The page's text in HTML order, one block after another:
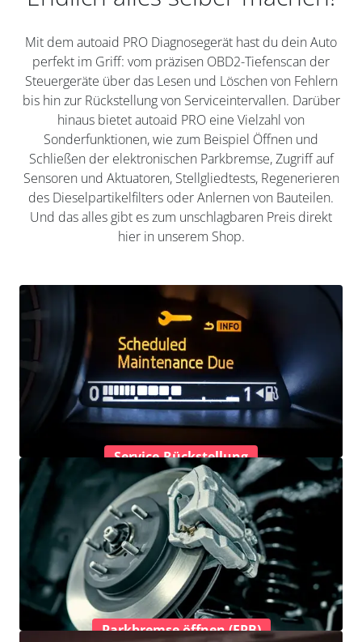
Mit dem autoaid PRO Diagnosegerät hast du dein Auto
perfekt im Griff: vom präzisen OBD2-Tiefenscan der
Steuergeräte über das Lesen und Löschen von Fehlern
bis hin zur Rückstellung von Serviceintervallen. Darüber
hinaus bietet autoaid PRO eine Vielzahl von
Sonderfunktionen, wie zum Beispiel Öffnen und
Schließen der elektronischen Parkbremse, Zugriff auf
Sensoren und Aktuatoren, Stellgliedtests, Regenerieren
des Dieselpartikelfilters oder Anlernen von Bauteilen.
Und das alles gibt es zum unschlagbaren Preis direkt
hier in unserem Shop.
Service-Rückstellung
Parkbremse öffnen (EPB)